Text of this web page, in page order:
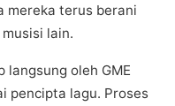
mereka terus berani
musisi lain.
langsung oleh GME
реnсірtа lаgu. Prоѕеѕ